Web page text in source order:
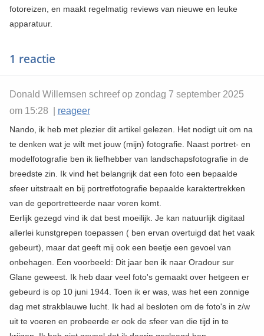
fotoreizen, en maakt regelmatig reviews van nieuwe en leuke
apparatuur.
1 reactie
Donald Willemsen schreef op zondag 7 september 2025
om 15:28 | reageer
Nando, ik heb met plezier dit artikel gelezen. Het nodigt uit om na
te denken wat je wilt met jouw (mijn) fotografie. Naast portret- en
modelfotografie ben ik liefhebber van landschapsfotografie in de
breedste zin. Ik vind het belangrijk dat een foto een bepaalde
sfeer uitstraalt en bij portretfotografie bepaalde karaktertrekken
van de geportretteerde naar voren komt.
Eerlijk gezegd vind ik dat best moeilijk. Je kan natuurlijk digitaal
allerlei kunstgrepen toepassen ( ben ervan overtuigd dat het vaak
gebeurt), maar dat geeft mij ook een beetje een gevoel van
onbehagen. Een voorbeeld: Dit jaar ben ik naar Oradour sur
Glane geweest. Ik heb daar veel foto's gemaakt over hetgeen er
gebeurd is op 10 juni 1944. Toen ik er was, was het een zonnige
dag met strakblauwe lucht. Ik had al besloten om de foto's in z/w
uit te voeren en probeerde er ook de sfeer van die tijd in te